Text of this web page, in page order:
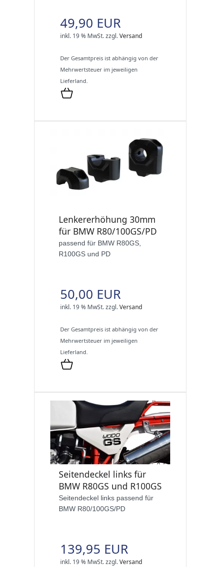
49,90 EUR
inkl. 19 % MwSt.zzgl.Versand
Der Gesamtpreis ist abhängig von der
Mehrwertsteuer im jeweiligen
Lieferland.
Lenkererhöhung 30mm
für BMW R80/100GS/PD
passend für BMW R80GS,
R100GS und PD
50,00 EUR
inkl. 19 % MwSt.zzgl.Versand
Der Gesamtpreis ist abhängig von der
Mehrwertsteuer im jeweiligen
Lieferland.
Seitendeckel links für
BMW R80GS und R100GS
Seitendeckel links passend für
BMW R80/100GS/PD
139,95 EUR
inkl. 19 % MwSt.zzgl.Versand